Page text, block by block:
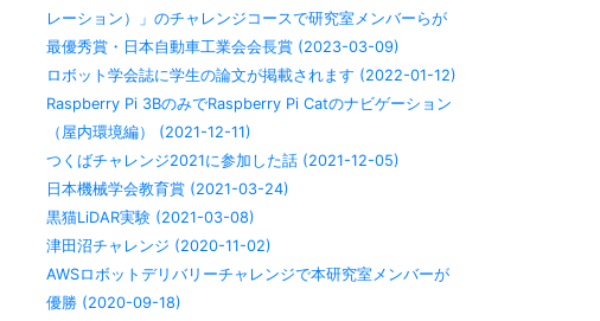
レーション）」のチャレンジコースで研究室メンバーらが
最優秀賞・日本自動車工業会会長賞 (2023-03-09)
ロボット学会誌に学生の論文が掲載されます (2022-01-12)
Raspberry Pi 3BのみでRaspberry Pi Catのナビゲーション
（屋内環境編） (2021-12-11)
つくばチャレンジ2021に参加した話 (2021-12-05)
日本機械学会教育賞 (2021-03-24)
黒猫LiDAR実験 (2021-03-08)
津田沼チャレンジ (2020-11-02)
AWSロボットデリバリーチャレンジで本研究室メンバーが
優勝 (2020-09-18)